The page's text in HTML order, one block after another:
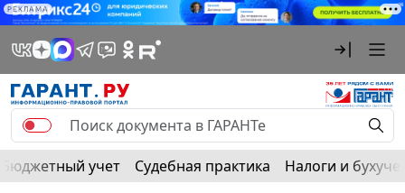
РЕКЛАМА
Бюджетный учет Судебная практика Налоги и